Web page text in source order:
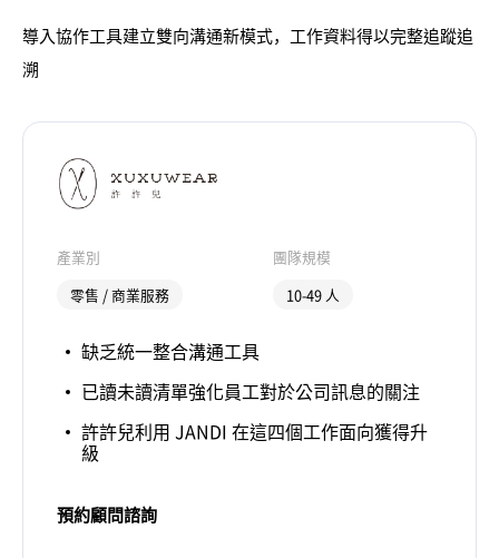
導入協作工具建立雙向溝通新模式，工作資料得以完整追蹤追
溯
產業別
零售 / 商業服務
團隊規模
10-49 人
缺乏統一整合溝通工具
已讀未讀清單強化員工對於公司訊息的關注
許許兒利用 JANDI 在這四個工作面向獲得升
級
預約顧問諮詢